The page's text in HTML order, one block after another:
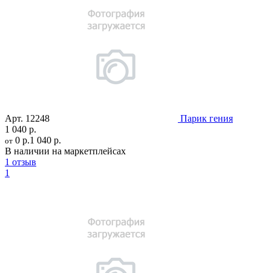
Арт. 12248
Парик гения
1 040 р.
от 0 р.1 040 р.
В наличии на маркетплейсах
1 отзыв
1